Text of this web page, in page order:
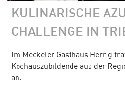
KULINARISCHE
CHALLENGE IN
Im Meckeler Gasthaus Herrig
Kochauszubildende aus der
an.